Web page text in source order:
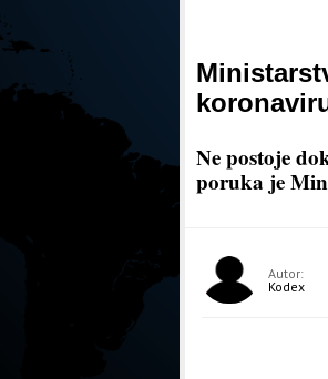
Ne postoje
poruka je
Autor:
Kodex